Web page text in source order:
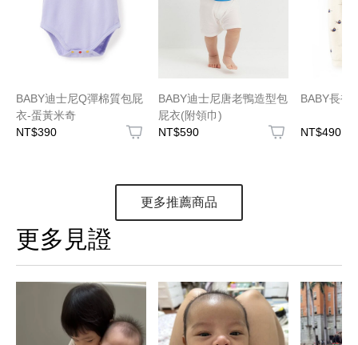
BABY迪士尼Q彈棉質包屁
衣-蛋黃米奇
NT$390
BABY迪士尼唐老鴨造型包
屁衣(附領巾)
NT$590
BABY長袖
NT$490
更多推薦商品
更多見證